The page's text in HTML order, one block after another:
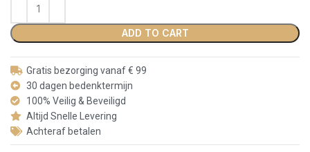
ADD TO CART
Gratis bezorging vanaf € 99
30 dagen bedenktermijn
100% Veilig & Beveiligd
Altijd Snelle Levering
Achteraf betalen